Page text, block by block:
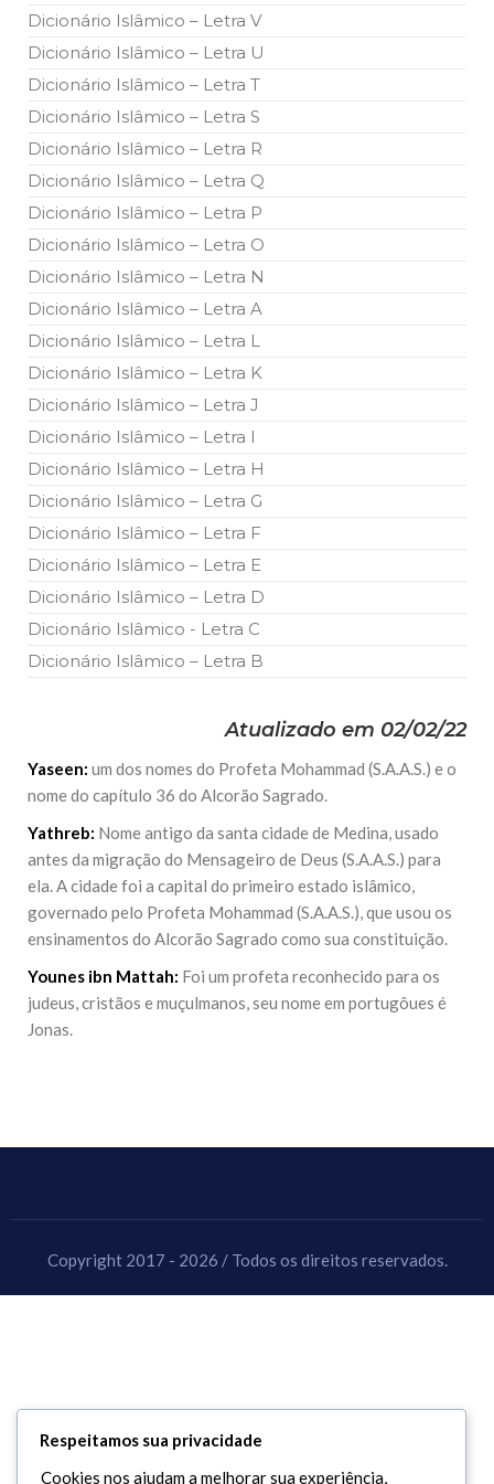
10 DE NOVEMBRO DE 2013
(A.S.)
Em nome de Deus, o Clemente, o Misericordioso! Diante da
muçulmanos, o Imam Ali Ibn Al-Hussein Ibn Ali Ibn Abi Táleb
NOTÍCIAS
Centro Islâmico no Brasil recebe o ex-
ministro das Relações Exteriores da
Na noite da quinta-feira, 03 de Abril, o Centro Islâmico no
Relações Exteriores da República Islâmica do Irã, Sr. Kamal
Dicionário Islâmico – Letra V
Dicionário Islâmico – Letra U
Dicionário Islâmico – Letra T
Dicionário Islâmico – Letra S
Dicionário Islâmico – Letra R
Dicionário Islâmico – Letra Q
Dicionário Islâmico – Letra P
Dicionário Islâmico – Letra O
Dicionário Islâmico – Letra N
Dicionário Islâmico – Letra A
Dicionário Islâmico – Letra L
Dicionário Islâmico – Letra K
Dicionário Islâmico – Letra J
Dicionário Islâmico – Letra I
Dicionário Islâmico – Letra H
Dicionário Islâmico – Letra G
Dicionário Islâmico – Letra F
Dicionário Islâmico – Letra E
Dicionário Islâmico – Letra D
Dicionário Islâmico - Letra C
Dicionário Islâmico – Letra B
Atualizado em 02/02/22
Yaseen: um dos nomes do Profeta Mohammad (S.A.A.S.) e o
nome do capítulo 36 do Alcorão Sagrado.
Yathreb: Nome antigo da santa cidade de Medina, usado
antes da migração do Mensageiro de Deus (S.A.A.S.) para
ela. A cidade foi a capital do primeiro estado islâmico,
governado pelo Profeta Mohammad (S.A.A.S.), que usou os
ensinamentos do Alcorão Sagrado como sua constituição.
Younes ibn Mattah: Foi um profeta reconhecido para os
judeus, cristãos e muçulmanos, seu nome em portugôues é
Jonas.
Copyright 2017 - 2026 / Todos os direitos reservados.
Respeitamos sua privacidade
Cookies nos ajudam a melhorar sua experiência,